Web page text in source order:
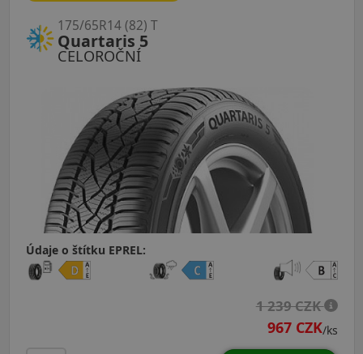
CELOROČNÍ
Quartaris 5
175/65R14 (82) T
Údaje o štítku EPREL:
1 239 CZK
967 CZK/ks